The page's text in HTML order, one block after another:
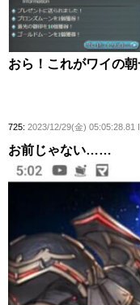
おら！これがワイの朝
725: 2023/12/29(金) 05:05:28.81
お前じゃない……